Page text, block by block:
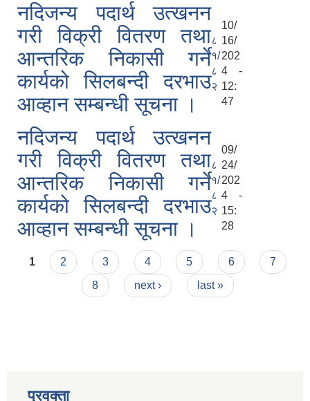
नदिजन्य पदार्थ उत्खनन
गरी विक्री वितरण तथा
आन्तरिक निकासी गर्ने
कार्यको सिलबन्दी दरभाउ
आव्हान सम्बन्धी सूचना ।
८
१/
८
२
10/
16/
202
4 -
12:
47
नदिजन्य पदार्थ उत्खनन
गरी विक्री वितरण तथा
आन्तरिक निकासी गर्ने
कार्यको सिलबन्दी दरभाउ
आव्हान सम्बन्धी सूचना ।
८
१/
८
२
09/
24/
202
4 -
15:
28
Pages
1 2 3 4 5 6
7
8
next › last »
प्रवक्ता